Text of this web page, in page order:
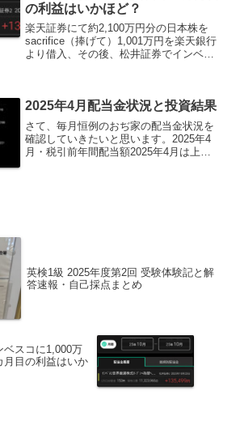
の利益はいかほど？
楽天証券にて約2,100万円分の日本株を
sacrifice（捧げて）1,001万円を楽天銀行
より借入、その後、松井証券でインベス
2025年4月配当金状況と投資結果
さて、毎月恒例のおぢ家の配当金状況を
確認していきたいと思います。2025年4
月・税引前年間配当額2025年4月は上に
英検1級 2025年度第2回 受験体験記と解
答速報・自己採点まとめ
ベスコに1,000万
月目の利益はいか